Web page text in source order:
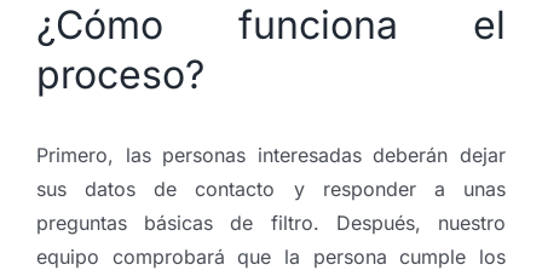
¿Cómo funciona el
proceso?
Primero, las personas interesadas deberán dejar
sus datos de contacto y responder a unas
preguntas básicas de filtro. Después, nuestro
equipo comprobará que la persona cumple los